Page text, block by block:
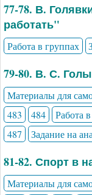
77-78. В.
работать"
Работа в группах
79-80. В. С.
Материалы для
483
484 Работа
487
Задание на
81-82. Спорт в
Материалы для